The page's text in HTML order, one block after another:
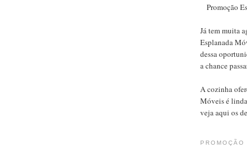
Promoção
Já tem muita
Esplanada
dessa
a chance
A cozinha
Móveis é
veja aqui os